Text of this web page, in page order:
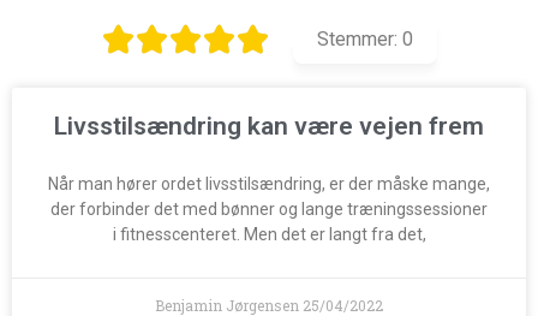
Stemmer: 0
Livsstilsændring kan være vejen frem
Når man hører ordet livsstilsændring, er der måske mange,
der forbinder det med bønner og lange træningssessioner
i fitnesscenteret. Men det er langt fra det,
Benjamin Jørgensen 25/04/2022